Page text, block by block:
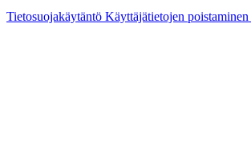
Tietosuojakäytäntö Käyttäjätietojen poistaminen